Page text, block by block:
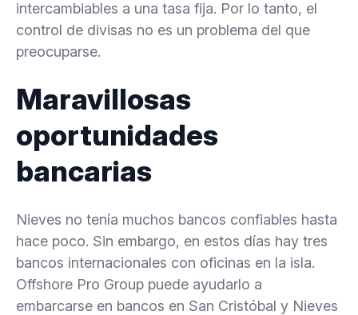
intercambiables a una tasa fija. Por lo tanto, el
control de divisas no es un problema del que
preocuparse.
Maravillosas
oportunidades
bancarias
Nieves no tenía muchos bancos confiables hasta
hace poco. Sin embargo, en estos días hay tres
bancos internacionales con oficinas en la isla.
Offshore Pro Group puede ayudarlo a
embarcarse en bancos en San Cristóbal y Nieves